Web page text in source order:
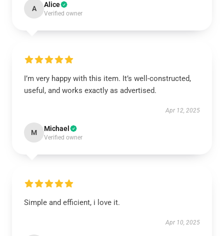
A Alice
Verified owner
I’m very happy with this item. It’s well-constructed,
useful, and works exactly as advertised.
Apr 12, 2025
M Michael
Verified owner
Simple and efficient, i love it.
Apr 10, 2025